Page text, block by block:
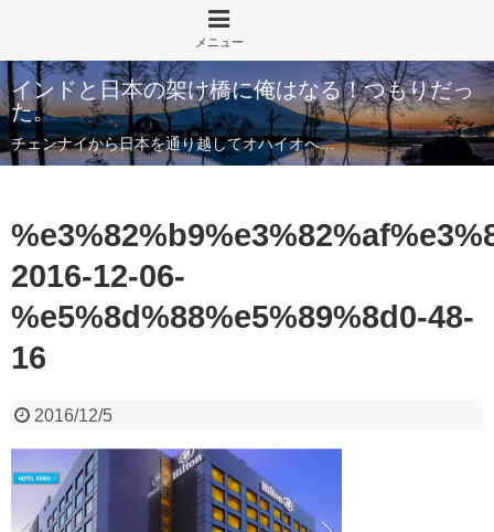
インドと日本の架け橋に俺はなる！つもりだっ
た。
チェンナイから日本を通り越してオハイオへ…
2016-12-06-
%e5%8d%88%e5%89%8d0-48-
16
2016/12/5